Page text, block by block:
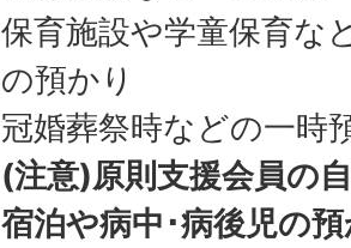
保育施設や学童保育な
の預かり
冠婚葬祭時などの一時
(注意)原則支援会員の
宿泊や病中･病後児の